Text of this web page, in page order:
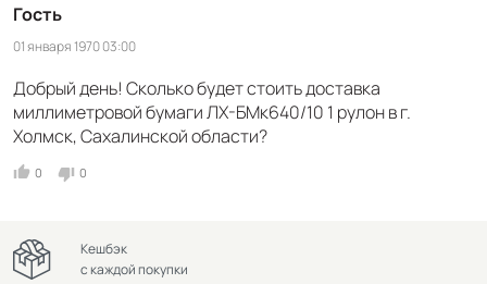
Гость
01 января 1970 03:00
Добрый день! Сколько будет стоить доставка
миллиметровой бумаги ЛХ-БМк640/10 1 рулон в г.
Холмск, Сахалинской области?
0 0
Кешбэк
с каждой покупки